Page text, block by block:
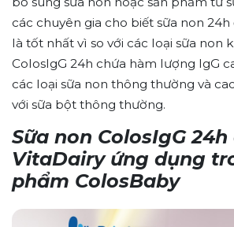
các chuyên gia cho biết sữa non 24h
là tốt nhất vì so với các loại sữa non
ColosIgG 24h chứa hàm lượng IgG
các loại sữa non thông thường và
với sữa bột thông thường.
Sữa non ColosIgG
VitaDairy ứng dụng
phẩm ColosBaby